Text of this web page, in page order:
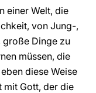
einer Welt, die
von Jung-,
große Dinge zu
müssen, die
diese Weise
mit Gott, der die